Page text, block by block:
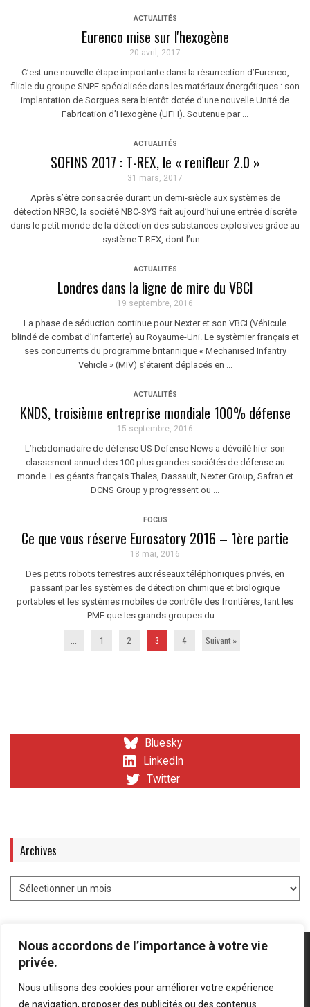
Nous accordons de l’importance à votre vie
privée.
Nous utilisons des cookies pour améliorer votre expérience
de navigation, proposer des publicités ou des contenus
ACTUALITÉS
Eurenco mise sur l'hexogène
20 avril, 2017
C’est une nouvelle étape importante dans la résurrection d’Eurenco,
filiale du groupe SNPE spécialisée dans les matériaux énergétiques : son
implantation de Sorgues sera bientôt dotée d’une nouvelle Unité de
Fabrication d’Hexogène (UFH). Soutenue par ...
ACTUALITÉS
SOFINS 2017 : T-REX, le « renifleur 2.0 »
31 mars, 2017
Après s’être consacrée durant un demi-siècle aux systèmes de
détection NRBC, la société NBC-SYS fait aujourd’hui une entrée discrète
dans le petit monde de la détection des substances explosives grâce au
système T-REX, dont l’un ...
ACTUALITÉS
Londres dans la ligne de mire du VBCI
19 septembre, 2016
La phase de séduction continue pour Nexter et son VBCI (Véhicule
blindé de combat d’infanterie) au Royaume-Uni. Le systèmier français et
ses concurrents du programme britannique « Mechanised Infantry
Vehicle » (MIV) s’étaient déplacés en ...
ACTUALITÉS
KNDS, troisième entreprise mondiale 100% défense
15 septembre, 2016
L’hebdomadaire de défense US Defense News a dévoilé hier son
classement annuel des 100 plus grandes sociétés de défense au
monde. Les géants français Thales, Dassault, Nexter Group, Safran et
DCNS Group y progressent ou ...
FOCUS
Ce que vous réserve Eurosatory 2016 – 1ère partie
18 mai, 2016
Des petits robots terrestres aux réseaux téléphoniques privés, en
passant par les systèmes de détection chimique et biologique
portables et les systèmes mobiles de contrôle des frontières, tant les
PME que les grands groupes du ...
1 2 3 4 Suivant »
Bluesky
LinkedIn
Twitter
Archives
Mentions légales Politique de confidentialité